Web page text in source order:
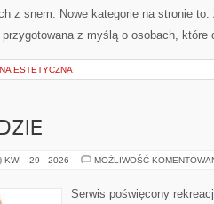
z snem. Nowe kategorie na stronie
przygotowana z myślą o osobach,
ESTETYCZNA
KWI - 29 - 2026 MOŻLIWOŚĆ
Serwis poświęcony